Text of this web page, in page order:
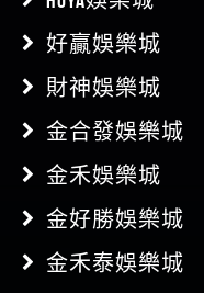
好贏娛樂城
財神娛樂城
金合發娛樂城
金禾娛樂城
金好勝娛樂城
金禾泰娛樂城